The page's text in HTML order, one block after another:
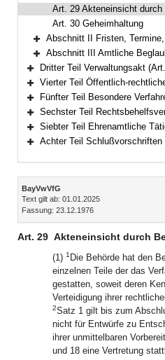
Art. 29 Akteneinsicht durch
Art. 30 Geheimhaltung
Bereich erweitern
Abschnitt II Fristen,
Bereich erweitern
Abschnitt III Amtliche
Bereich erweitern
Dritter Teil Verwaltungsakt
Bereich erweitern
Vierter Teil Öffentlich-
Bereich erweitern
Fünfter Teil Besondere
Bereich erweitern
Sechster Teil
Bereich erweitern
Siebter Teil Ehrenamtliche
Achter Teil Schlußvorschriften
Inhalt
BayVwVfG
Text gilt ab: 01.01.2025
Fassung: 23.12.1976
Art. 29 Akteneinsicht durch
(1) 1 Die Behörde hat den
einzelnen Teile der das
gestatten, soweit deren
Verteidigung ihrer
2Satz 1 gilt bis zum
nicht für Entwürfe zu
ihrer unmittelbaren
und 18 eine Vertretung